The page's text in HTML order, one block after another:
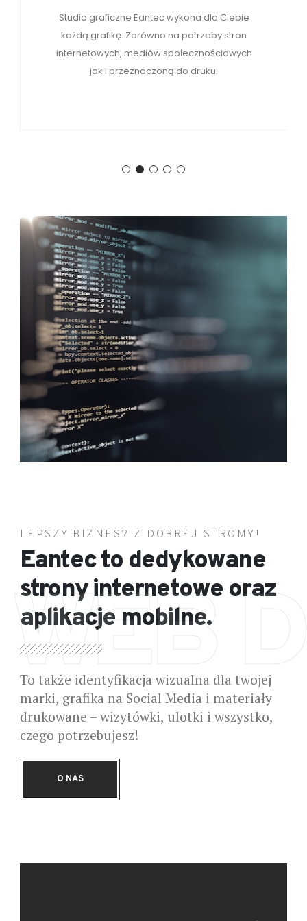
Studio graficzne Eantec wykona dla Ciebie
każdą grafikę. Zarówno na potrzeby stron
internetowych, mediów społecznościowych
jak i przeznaczoną do druku.
WEB
LEPSZY BIZNES? Z DOBREJ STROMY!
Eantec to dedykowane
strony internetowe oraz
aplikacje mobilne.
To także identyfikacja wizualna dla twojej
marki, grafika na Social Media i materiały
drukowane – wizytówki, ulotki i wszystko,
czego potrzebujesz!
O NAS